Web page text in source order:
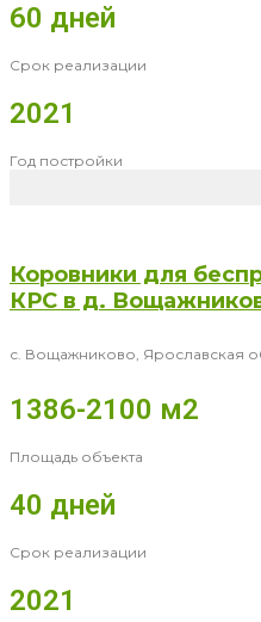
60 дней
Срок реализации
2021
Год постройки
Коровники для
КРС в д.
с. Вощажниково, Ярославская
1386-2100 м2
Площадь объекта
40 дней
Срок реализации
2021